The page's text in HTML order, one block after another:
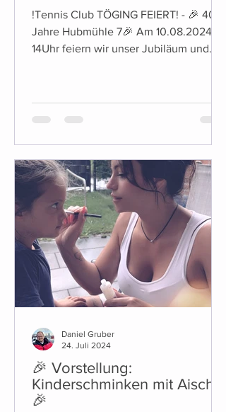
!Tennis Club TÖGING FEIERT! - 🎉 40
Jahre Hubmühle 7🎉 Am 10.08.2024 ab
14Uhr feiern wir unser Jubiläum und
🎉 Vorstellung:
Kinderschminken mit Aischa
🎉
Daniel Gruber
24. Juli 2024